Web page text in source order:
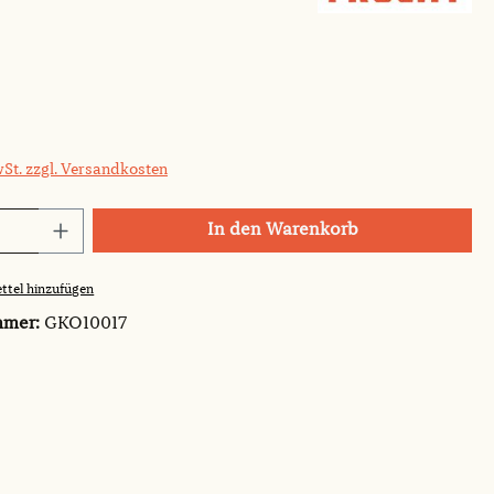
zzgl. Versandkosten
Anzahl: Gib den gewünschten Wert
In den Warenkorb
hinzufügen
GKO10017